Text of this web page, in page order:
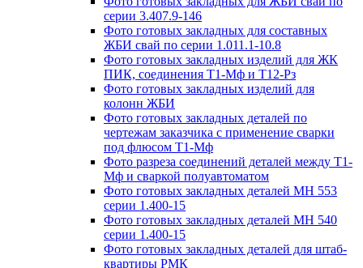
серии 3.407.9-146
Фото готовых закладных для составных
ЖБИ свай по серии 1.011.1-10.8
Фото готовых закладных изделий для ЖК
ПИК, соединения Т1-Мф и Т12-Рз
Фото готовых закладных изделий для
колонн ЖБИ
Фото готовых закладных деталей по
чертежам заказчика с применение сварки
под флюсом Т1-Мф
Фото разреза соединений деталей между Т1-
Мф и сваркой полуавтоматом
Фото готовых закладных деталей МН 553
серии 1.400-15
Фото готовых закладных деталей МН 540
серии 1.400-15
Фото готовых закладных деталей для штаб-
квартиры РМК